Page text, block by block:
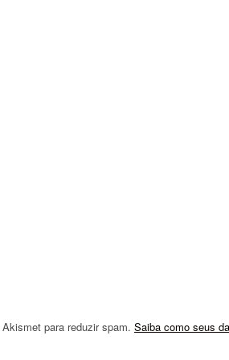
para reduzir spam. Saiba como seus